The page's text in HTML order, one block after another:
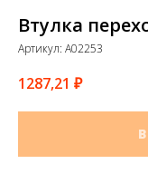
Втулка
Артикул: A02253
1287,21 ₽